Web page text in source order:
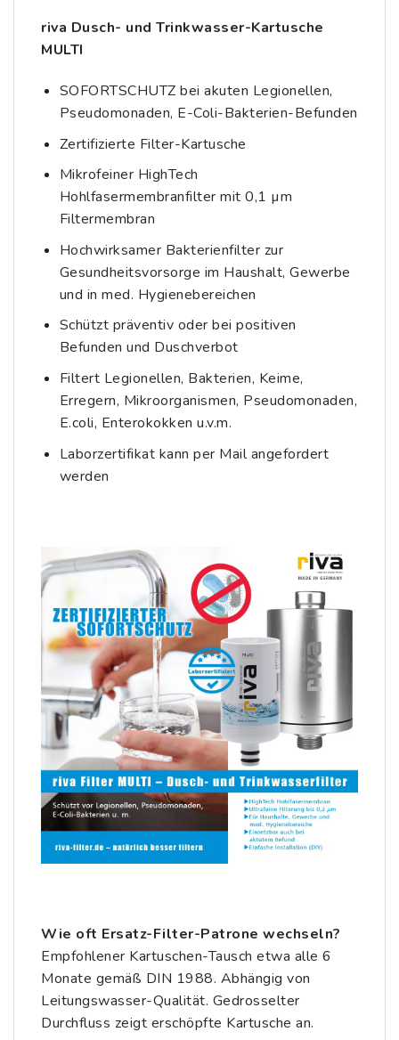
riva Dusch- und Trinkwasser-Kartusche
MULTI
SOFORTSCHUTZ bei akuten Legionellen,
Pseudomonaden, E-Coli-Bakterien-Befunden
Zertifizierte Filter-Kartusche
Mikrofeiner HighTech
Hohlfasermembranfilter mit 0,1 µm
Filtermembran
Hochwirksamer Bakterienfilter zur
Gesundheitsvorsorge im Haushalt, Gewerbe
und in med. Hygienebereichen
Schützt präventiv oder bei positiven
Befunden und Duschverbot
Filtert Legionellen, Bakterien, Keime,
Erregern, Mikroorganismen, Pseudomonaden,
E.coli, Enterokokken u.v.m.
Laborzertifikat kann per Mail angefordert
werden
Wie oft Ersatz-Filter-Patrone wechseln?
Empfohlener Kartuschen-Tausch etwa alle 6
Monate gemäß DIN 1988. Abhängig von
Leitungswasser-Qualität. Gedrosselter
Durchfluss zeigt erschöpfte Kartusche an.